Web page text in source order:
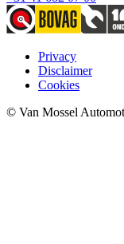
Privacy
Disclaimer
Cookies
© Van Mossel